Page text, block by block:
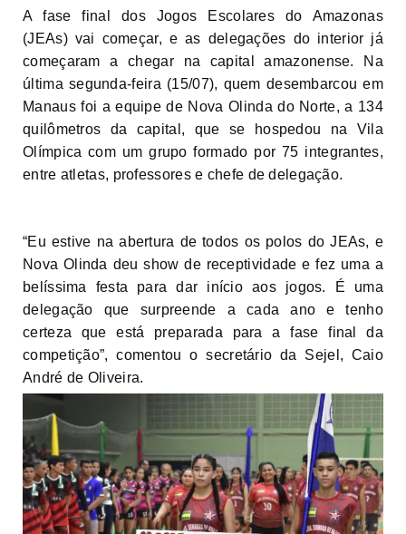
A fase final dos Jogos Escolares do Amazonas
(JEAs) vai começar, e as delegações do interior já
começaram a chegar na capital amazonense. Na
última segunda-feira (15/07), quem desembarcou em
Manaus foi a equipe de Nova Olinda do Norte, a 134
quilômetros da capital, que se hospedou na Vila
Olímpica com um grupo formado por 75 integrantes,
entre atletas, professores e chefe de delegação.
“Eu estive na abertura de todos os polos do JEAs, e
Nova Olinda deu show de receptividade e fez uma a
belíssima festa para dar início aos jogos. É uma
delegação que surpreende a cada ano e tenho
certeza que está preparada para a fase final da
competição”, comentou o secretário da Sejel, Caio
André de Oliveira.